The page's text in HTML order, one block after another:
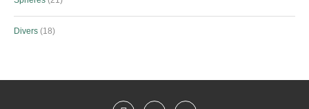
Divers 18